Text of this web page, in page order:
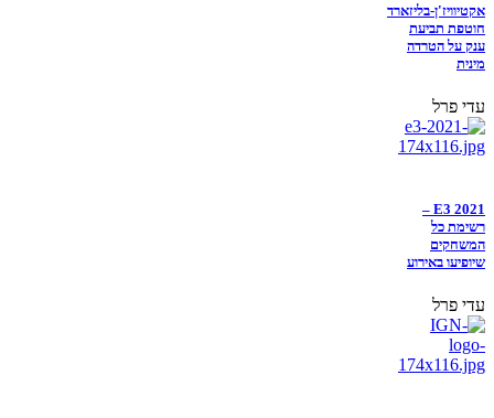
אקטיוויז'ן-בליזארד
חוטפת תביעת
ענק על הטרדה
מינית
עדי פרל
E3 2021 –
רשימת כל
המשחקים
שיופיעו באירוע
עדי פרל